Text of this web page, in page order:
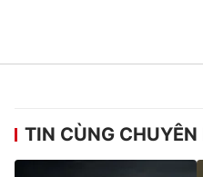
TIN CÙNG CHUYÊN